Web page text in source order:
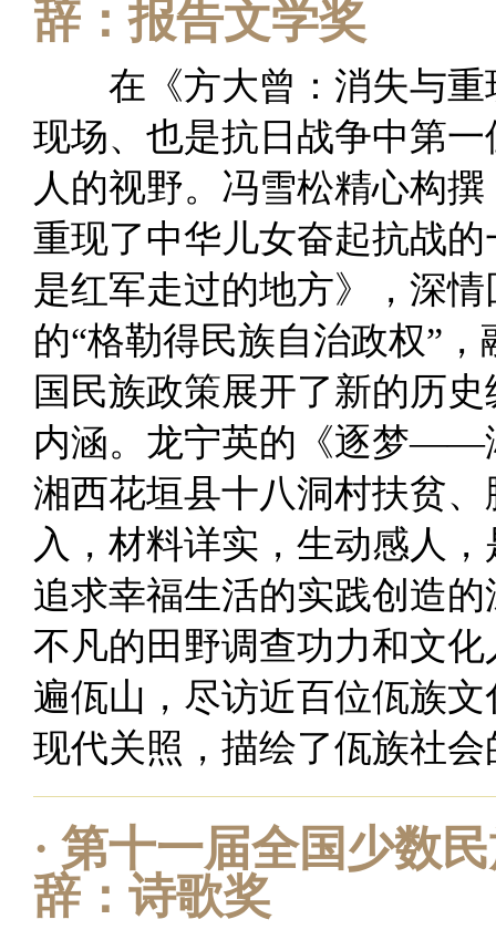
辞：报告文学奖
在《方大曾：消失与重
现场、也是抗日战争中第
人的视野。冯雪松精心构
重现了中华儿女奋起抗战
是红军走过的地方》，深
的“格勒得民族自治政权”
国民族政策展开了新的历
内涵。龙宁英的《逐梦——
湘西花垣县十八洞村扶贫
入，材料详实，生动感人
追求幸福生活的实践创造
不凡的田野调查功力和文
遍佤山，尽访近百位佤族
现代关照，描绘了佤族社
· 第十一届全国少数
辞：诗歌奖